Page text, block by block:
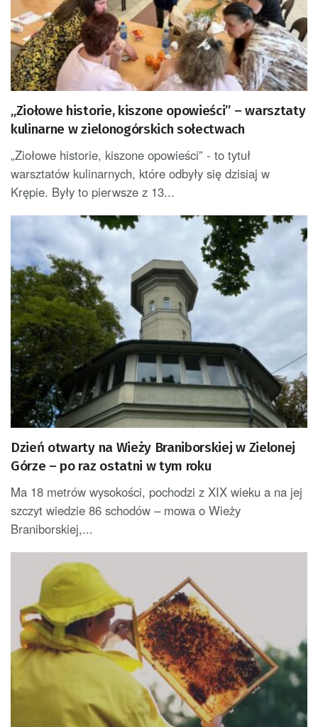
„Ziołowe historie, kiszone opowieści” – warsztaty
kulinarne w zielonogórskich sołectwach
„Ziołowe historie, kiszone opowieści” - to tytuł
warsztatów kulinarnych, które odbyły się dzisiaj w
Krępie. Były to pierwsze z 13...
Dzień otwarty na Wieży Braniborskiej w Zielonej
Górze – po raz ostatni w tym roku
Ma 18 metrów wysokości, pochodzi z XIX wieku a na jej
szczyt wiedzie 86 schodów – mowa o Wieży
Braniborskiej,...